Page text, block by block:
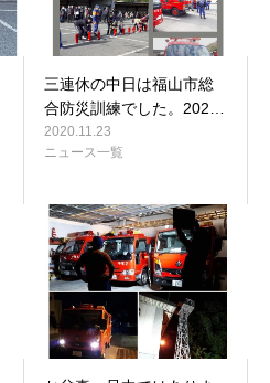
三連休の中日は福山市総
合防災訓練でした。202…
2020.11.23
ニュース一覧